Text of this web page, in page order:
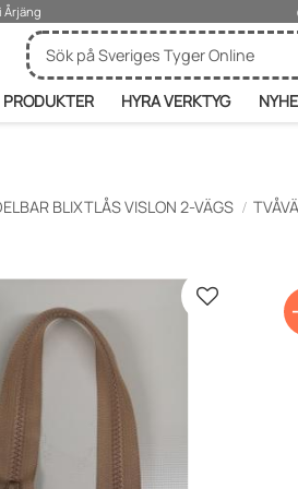
Årjäng
PRODUKTER HYRA VERKTYG
BLIXTLÅS VISLON 2-VÄGS
Lägg till i